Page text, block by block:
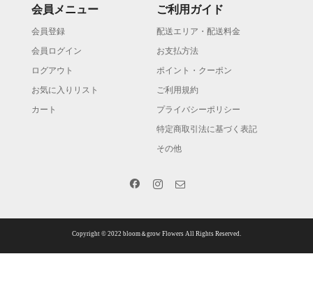
会員メニュー
会員登録
会員ログイン
ログアウト
お気に入りリスト
カート
ご利用ガイド
配送エリア・配送料金
お支払方法
ポイント・クーポン
ご利用規約
プライバシーポリシー
特定商取引法に基づく表記
その他
Copyright © 2022 bloom＆grow Flowers All Rights Reserved.